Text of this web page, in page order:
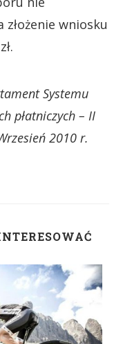
złożenie wniosku
Systemu
płatniczych – II
2010 r.